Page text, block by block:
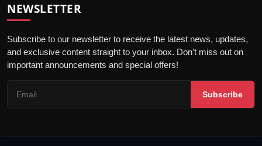
NEWSLETTER
Subscribe to our newsletter to receive the latest news, updates,
and exclusive content straight to your inbox. Don't miss out on
important announcements and special offers!
Subscribe